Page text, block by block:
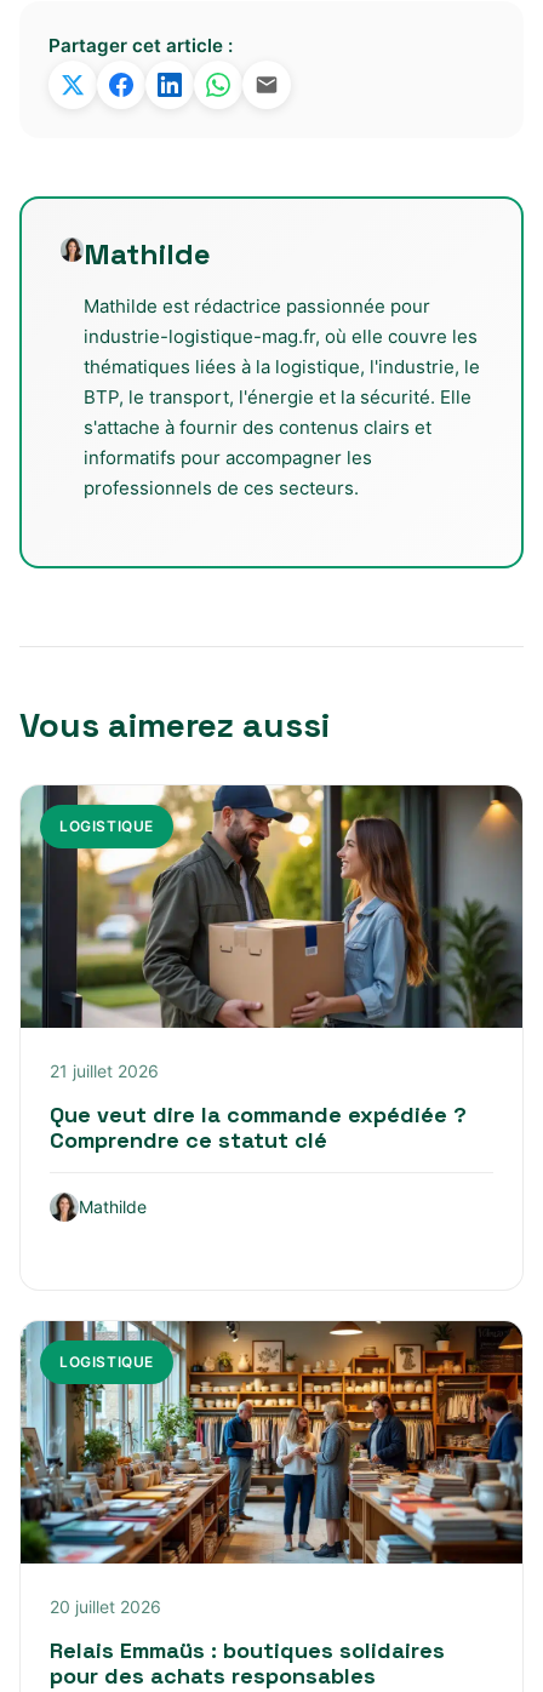
Partager cet article :
Mathilde
Mathilde est rédactrice passionnée pour
industrie-logistique-mag.fr, où elle couvre les
thématiques liées à la logistique, l'industrie, le
BTP, le transport, l'énergie et la sécurité. Elle
s'attache à fournir des contenus clairs et
informatifs pour accompagner les
professionnels de ces secteurs.
Vous aimerez aussi
LOGISTIQUE
21 juillet 2026
Que veut dire la commande expédiée ?
Comprendre ce statut clé
Mathilde
LOGISTIQUE
20 juillet 2026
Relais Emmaüs : boutiques solidaires
pour des achats responsables